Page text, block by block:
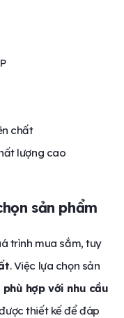
chất
lượng cao
sản phẩm
trình mua sắm, tuy
. Việc lựa chọn sản
hợp với nhu cầu
thiết kế để đáp